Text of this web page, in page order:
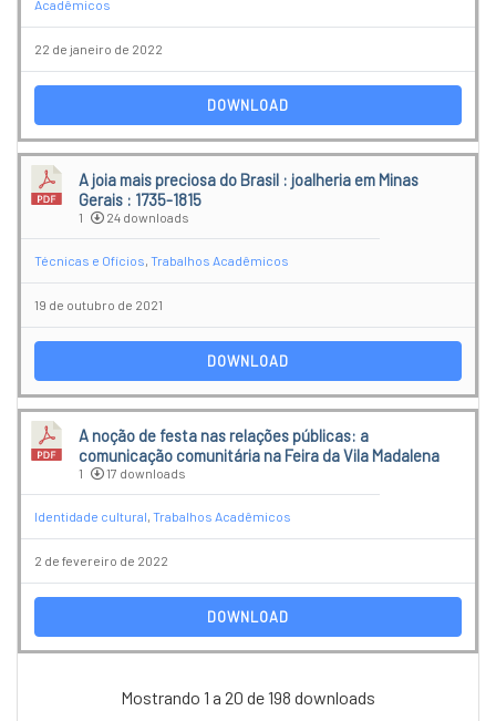
Acadêmicos
22 de janeiro de 2022
DOWNLOAD
A joia mais preciosa do Brasil : joalheria em Minas
Gerais : 1735-1815
1 24 downloads
Técnicas e Ofícios, Trabalhos Acadêmicos
19 de outubro de 2021
DOWNLOAD
A noção de festa nas relações públicas: a
comunicação comunitária na Feira da Vila Madalena
1 17 downloads
Identidade cultural, Trabalhos Acadêmicos
2 de fevereiro de 2022
DOWNLOAD
Mostrando 1 a 20 de 198 downloads